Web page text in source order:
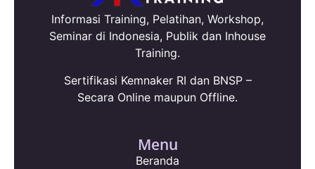
Informasi Training, Pelatihan, Workshop,
Seminar di Indonesia, Publik dan Inhouse
Training.
Sertifikasi Kemnaker RI dan BNSP –
Secara Online maupun Offline.
Menu
Beranda